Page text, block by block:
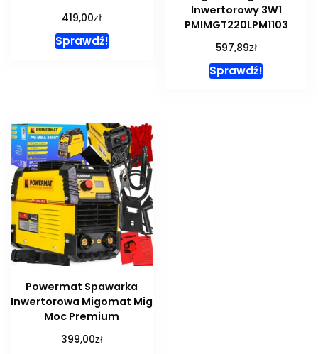
419,00zł
Sprawdź!
Inwertorowy 3W1
PMIMGT220LPM1103
597,89zł
Sprawdź!
Powermat Spawarka
Inwertorowa Migomat Mig
Moc Premium
399,00zł